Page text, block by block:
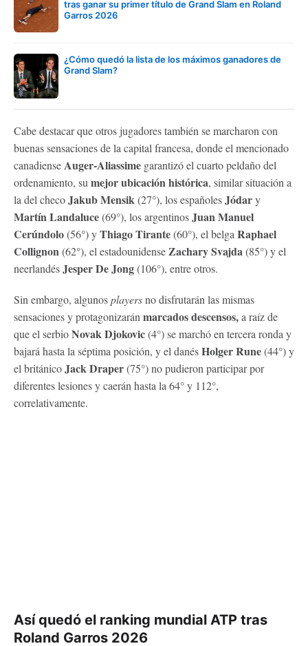
tras ganar su primer título de Grand Slam en Roland
Garros 2026
¿Cómo quedó la lista de los máximos ganadores de
Grand Slam?
Cabe destacar que otros jugadores también se marcharon con
buenas sensaciones de la capital francesa, donde el mencionado
canadienseAuger-Aliassime garantizó el cuarto peldaño del
ordenamiento, su mejor ubicación histórica, similar situación a
la del checoJakub Mensik(27°), los españolesJódary
Martín Landaluce(69°), los argentinosJuan Manuel
Cerúndolo(56°) yThiago Tirante(60°), el belga Raphael
Collignon(62°), el estadounidenseZachary Svajda(85°) y el
neerlandésJesper De Jong(106°), entre otros.
Sin embargo, algunosplayersno disfrutarán las mismas
sensaciones y protagonizarán marcados descensos,a raíz de
que el serbioNovak Djokovic(4°) se marchó en tercera ronda y
bajará hasta la séptima posición, y el danésHolger Rune(44°) y
el británicoJack Draper(75°) no pudieron participar por
diferentes lesiones y caerán hasta la 64° y 112°,
correlativamente.
Así quedó el ranking mundial ATP tras
Roland Garros 2026